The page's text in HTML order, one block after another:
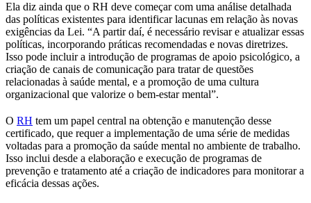
Ela diz ainda que o RH deve começar com uma análise detalhada
das políticas existentes para identificar lacunas em relação às novas
exigências da Lei. “A partir daí, é necessário revisar e atualizar essas
políticas, incorporando práticas recomendadas e novas diretrizes.
Isso pode incluir a introdução de programas de apoio psicológico, a
criação de canais de comunicação para tratar de questões
relacionadas à saúde mental, e a promoção de uma cultura
organizacional que valorize o bem-estar mental”.
O RH tem um papel central na obtenção e manutenção desse
certificado, que requer a implementação de uma série de medidas
voltadas para a promoção da saúde mental no ambiente de trabalho.
Isso inclui desde a elaboração e execução de programas de
prevenção e tratamento até a criação de indicadores para monitorar a
eficácia dessas ações.